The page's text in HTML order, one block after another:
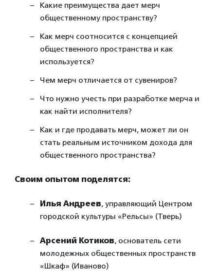
Какие преимущества дает мерч
общественному пространству?
Как мерч соотносится с концепцией
общественного пространства и как
используется?
Чем мерч отличается от сувениров?
Что нужно учесть при разработке мерча и
как найти исполнителя?
Как и где продавать мерч, может ли он
стать реальным источником дохода для
общественного пространства?
Своим опытом поделятся:
Илья Андреев, управляющий Центром
городской культуры «Рельсы» (Тверь)
Арсений Котиков, основатель сети
молодежных общественных пространств
«Шкаф» (Иваново)